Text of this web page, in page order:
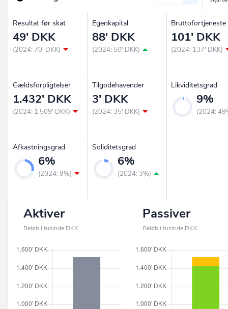
Resultat før skat
49' DKK
(2024: 70' DKK)
Egenkapital
88' DKK
(2024: 50' DKK)
Bruttofortjeneste
101' DKK
(2024: 137' DKK)
Gældsforpligtelser
1.432' DKK
(2024: 1.509' DKK)
Tilgodehavender
3' DKK
(2024: 35' DKK)
Likviditetsgrad
9%
(2024:
Afkastningsgrad
6%
(2024: 9%)
Soliditetsgrad
6%
(2024: 3%)
Aktiver
Beløb i tusinde DKK
Passiver
Beløb i tusinde DKK